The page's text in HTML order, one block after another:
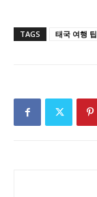
TAGS 태국 여행 팁